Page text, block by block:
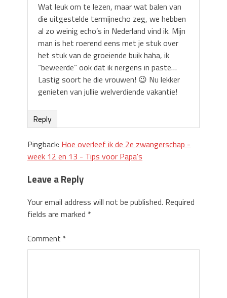
Wat leuk om te lezen, maar wat balen van
die uitgestelde termijnecho zeg, we hebben
al zo weinig echo’s in Nederland vind ik. Mijn
man is het roerend eens met je stuk over
het stuk van de groeiende buik haha, ik
“beweerde” ook dat ik nergens in paste…
Lastig soort he die vrouwen! 😉 Nu lekker
genieten van jullie welverdiende vakantie!
Reply
Pingback: Hoe overleef ik de 2e zwangerschap -
week 12 en 13 - Tips voor Papa's
Leave a Reply
Your email address will not be published. Required
fields are marked *
Comment *